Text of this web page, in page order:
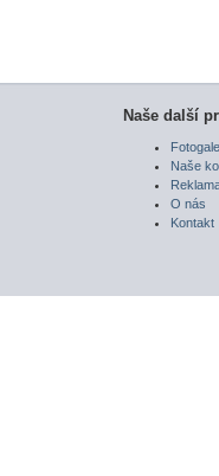
Naše další
Naše
O nás
Kontakt